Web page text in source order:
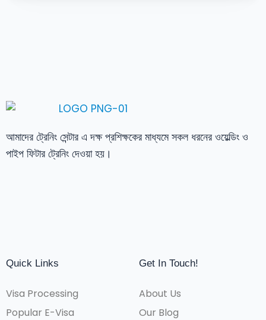
আমাদের ট্রেনিং সেন্টার এ দক্ষ প্রশিক্ষকের মাধ্যমে সকল ধরনের ওয়েল্ডিং ও
পাইপ ফিটার ট্রেনিং দেওয়া হয়।
Quick Links
Visa Processing
Popular E-Visa
Get In Touch!
About Us
Our Blog